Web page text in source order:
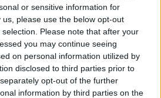
or sensitive information for
please use the below opt-out
Please note that after your
you may continue seeing
on personal information utilized by
disclosed to third parties prior to
opt-out of the further
information by third parties on the
και νέο Διοικητικό Συμβούλιο -
Η Chery επενδύει 75 εκατ.
δολάρια στην KG Mobility